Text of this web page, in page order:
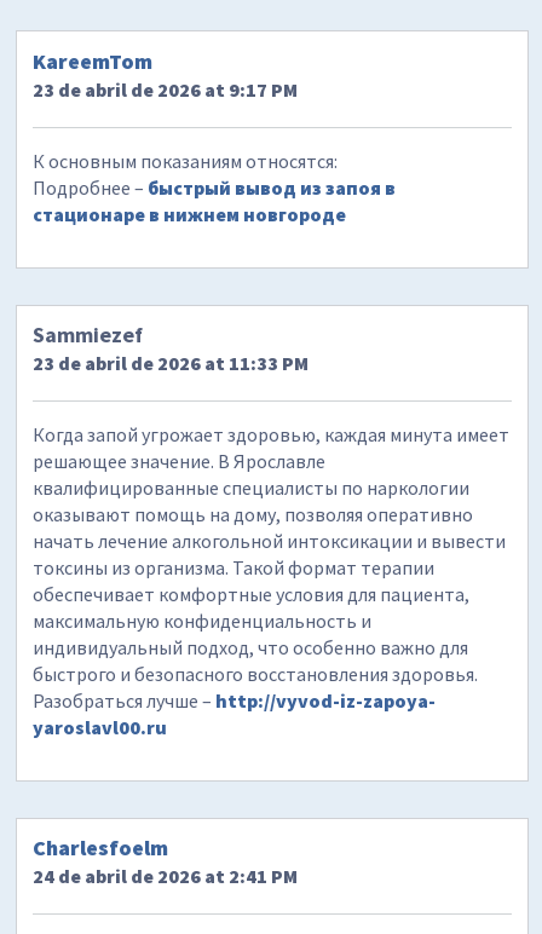
KareemTom
23 de abril de 2026 at 9:17 PM
К основным показаниям относятся:
Подробнее – быстрый вывод из запоя в
стационаре в нижнем новгороде
Sammiezef
23 de abril de 2026 at 11:33 PM
Когда запой угрожает здоровью, каждая минута имеет
решающее значение. В Ярославле
квалифицированные специалисты по наркологии
оказывают помощь на дому, позволяя оперативно
начать лечение алкогольной интоксикации и вывести
токсины из организма. Такой формат терапии
обеспечивает комфортные условия для пациента,
максимальную конфиденциальность и
индивидуальный подход, что особенно важно для
быстрого и безопасного восстановления здоровья.
Разобраться лучше – http://vyvod-iz-zapoya-
yaroslavl00.ru
Charlesfoelm
24 de abril de 2026 at 2:41 PM